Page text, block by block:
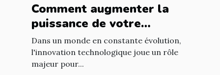
Comment augmenter la
puissance de votre
entreprise grâce aux
nouvelles technologies
Dans un monde en constante évolution,
l'innovation technologique joue un rôle
majeur pour...